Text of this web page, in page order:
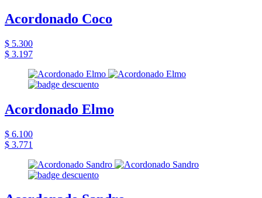
Acordonado Coco
$ 5.300
$ 3.197
Acordonado Elmo
$ 6.100
$ 3.771